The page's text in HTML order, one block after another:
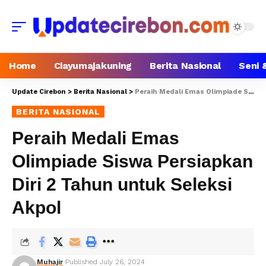
Home Ciayumajakuning Berita Nasional Seni
Update Cirebon > Berita Nasional > Peraih Medali Emas Olimpiade Siswa Persiapkan Diri 2 Tahun untuk Seleksi Akpol
BERITA NASIONAL
Peraih Medali Emas
Olimpiade Siswa Persiapkan
Diri 2 Tahun untuk Seleksi
Akpol
Muhajir Published July 26, 2024